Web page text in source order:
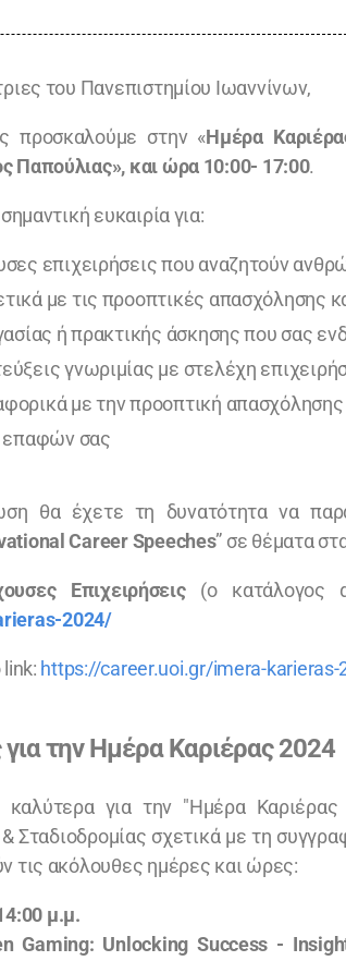
του Πανεπιστημίου Ιωαννίνων,
προσκαλούμε στην «Ημέρα
Παπούλιας», και ώρα 10:00- 17:00.
σημαντική ευκαιρία για:
επιχειρήσεις που αναζητούν
με τις προοπτικές απασχόλησης
ή πρακτικής άσκησης που σας
γνωριμίας με στελέχη
με την προοπτική απασχόλησης
επαφών σας
θα έχετε τη δυνατότητα να
Career Speeches” σε θέματα
Επιχειρήσεις(ο κατάλογος
2024/
https://career.uoi.gr/imera-
την Ημέρα Καριέρας 2024
καλύτερα για την "Ημέρα
σχετικά με τη
τις ακόλουθες ημέρες και ώρες:
μ.μ.
Gaming: Unlocking Success -